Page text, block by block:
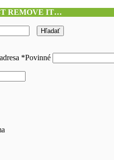
REMOVE IT…
Hľadať
*Povinné